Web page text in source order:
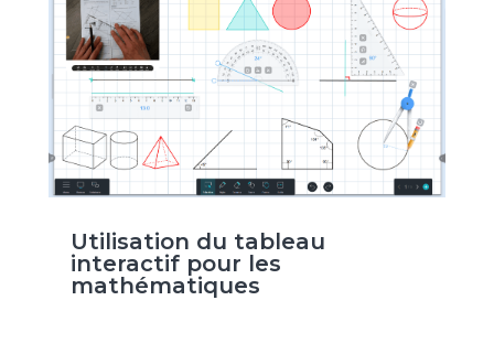
Utilisation du tableau
interactif pour les
mathématiques